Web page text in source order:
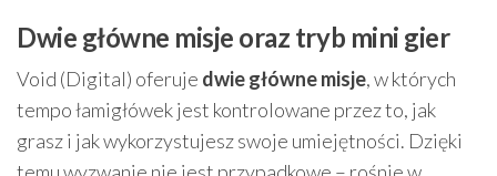
Dwie główne misje oraz tryb mini gier
Void (Digital) oferuje dwie główne misje, w których
tempo łamigłówek jest kontrolowane przez to, jak
grasz i jak wykorzystujesz swoje umiejętności. Dzięki